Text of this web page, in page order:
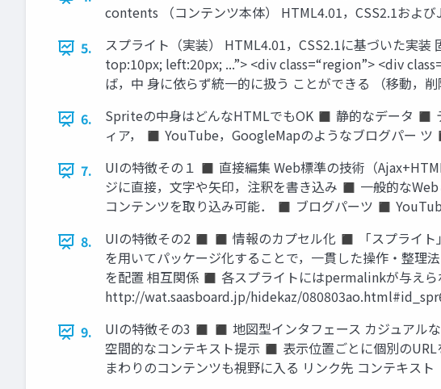
contents （コンテンツ本体） HTML4.01，CSS2.1およ
5.
スプライト（実装） HTML4.01，CSS2.1に基づいた実
top:10px; left:20px; ...”> <div class=“region”> <div
ば，中 身に依らず統一的に扱う ことができる （移動，削
6.
Spriteの中身はどんなHTMLでもOK ◼ 静的なデータ ◼
ィア， ◼ YouTube，GoogleMapのようなブログパー
7.
UIの特徴その１ ◼ 直接編集 Web標準の技術（
ジに直接，文字や矢印，注釈を書き込み ◼ 一般的な
コンテンツを取り込み可能． ◼ ブログパーツ ◼
8.
UIの特徴その2 ◼ ◼ 情報のカプセル化 ◼ 「スプライト
を用いてパッケージ化することで，一貫した操作・整
を配置 相互関係 ◼ 各スプライトにはpermalinkが与え
http://wat.saasboard.jp/hidekaz/
9.
UIの特徴その3 ◼ ◼ 地図型インタフェース カジュアル
空間的なコンテキスト提示 ◼ 表示位置ごとに個別の
まわりのコンテンツも視野に入る リンク先 コンテキスト